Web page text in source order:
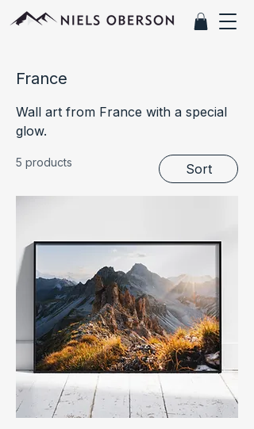
France
Wall art from France with a special
glow.
5 products Sort